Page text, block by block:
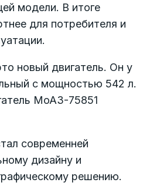
модели. В итоге
для потребителя и
новый двигатель. Он у
с мощностью 542 л.
МоАЗ-75851
современней
дизайну и
решению.